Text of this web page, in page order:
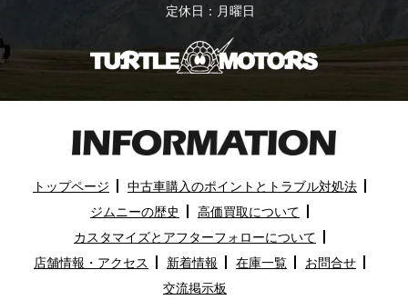
定休日：月曜日
トップページ
中古車購入のポイントとトラブル対処法
ジムニーの歴史
高価買取について
カスタマイズとアフターフォローについて
店舗情報・アクセス
新着情報 在庫一覧
お問合せ
交流掲示板